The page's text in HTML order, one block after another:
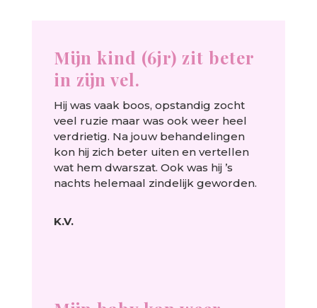
Mijn kind (6jr) zit beter
in zijn vel.
Hij was vaak boos, opstandig zocht
veel ruzie maar was ook weer heel
verdrietig. Na jouw behandelingen
kon hij zich beter uiten en vertellen
wat hem dwarszat. Ook was hij ’s
nachts helemaal zindelijk geworden.
K.V.